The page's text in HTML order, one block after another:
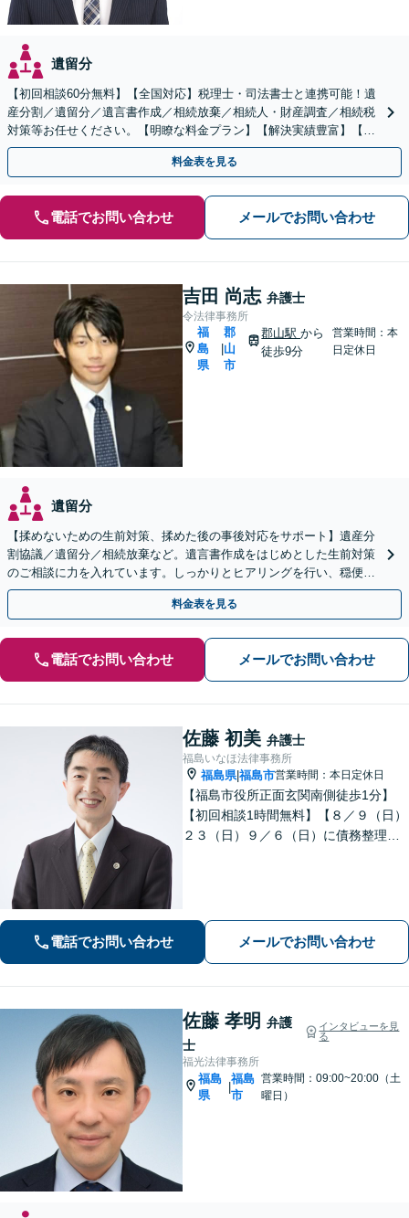
遺留分
【初回相談60分無料】【全国対応】税理士・司法書士と連携可能！遺
産分割／遺留分／遺言書作成／相続放棄／相続人・財産調査／相続税
対策等お任せください。【明瞭な料金プラン】【解決実績豊富】【電
話相談可】
料金表を見る
電話でお問い合わせ メールでお問い合わせ
吉田 尚志 弁護士
令法律事務所
福
島
県
郡
山
市
郡山駅から
徒歩9分
営業時間：本
日定休日
遺留分
【揉めないための生前対策、揉めた後の事後対応をサポート】遺産分
割協議／遺留分／相続放棄など。遺言書作成をはじめとした生前対策
のご相談に力を入れています。しっかりとヒアリングを行い、穏便な
解決のため最適なアドバイスを致します。【分割払い可能】
料金表を見る
電話でお問い合わせ メールでお問い合わせ
佐藤 初美 弁護士
福島いなほ法律事務所
福島県|福島市営業時間：本日定休日
【福島市役所正面玄関南側徒歩1分】
【初回相談1時間無料】【８／９（日）
２３（日）９／６（日）に債務整理・
電話でお問い合わせ メールでお問い合わせ
佐藤 孝明 弁護
士
インタビューを見
る
福光法律事務所
福島
県
|
福島
市
営業時間：09:00~20:00（土
曜日）